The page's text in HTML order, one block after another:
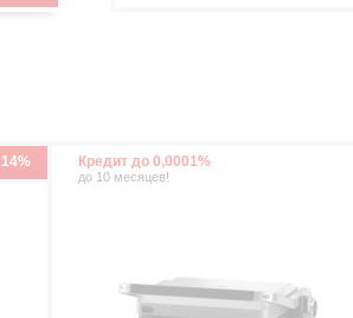
Кредит до 0,0001%
до 10 месяцев!